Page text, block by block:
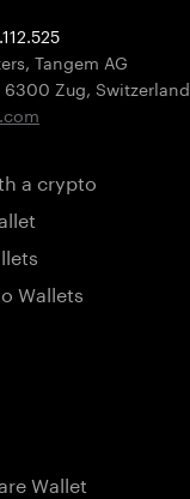
Tangem AG
6300 Zug, Switzerland
a crypto
Wallets
Wallet